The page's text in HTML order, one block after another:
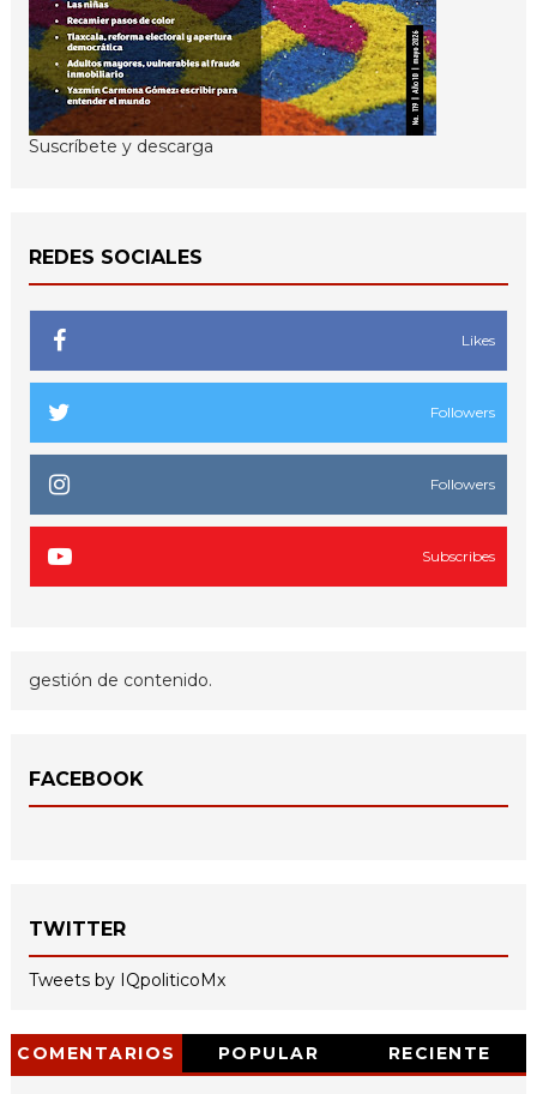
Suscríbete y descarga
REDES SOCIALES
Likes
Followers
Followers
Subscribes
gestión de contenido.
FACEBOOK
TWITTER
Tweets by IQpoliticoMx
COMENTARIOS POPULAR RECIENTE